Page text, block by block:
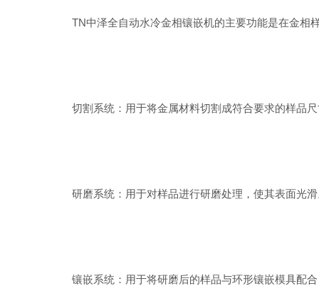
TN中泽全自动水冷金相镶嵌机的主要功能是在金相
切割系统：用于将金属材料切割成符合要求的样品尺
研磨系统：用于对样品进行研磨处理，使其表面光滑
镶嵌系统：用于将研磨后的样品与环形镶嵌模具配合